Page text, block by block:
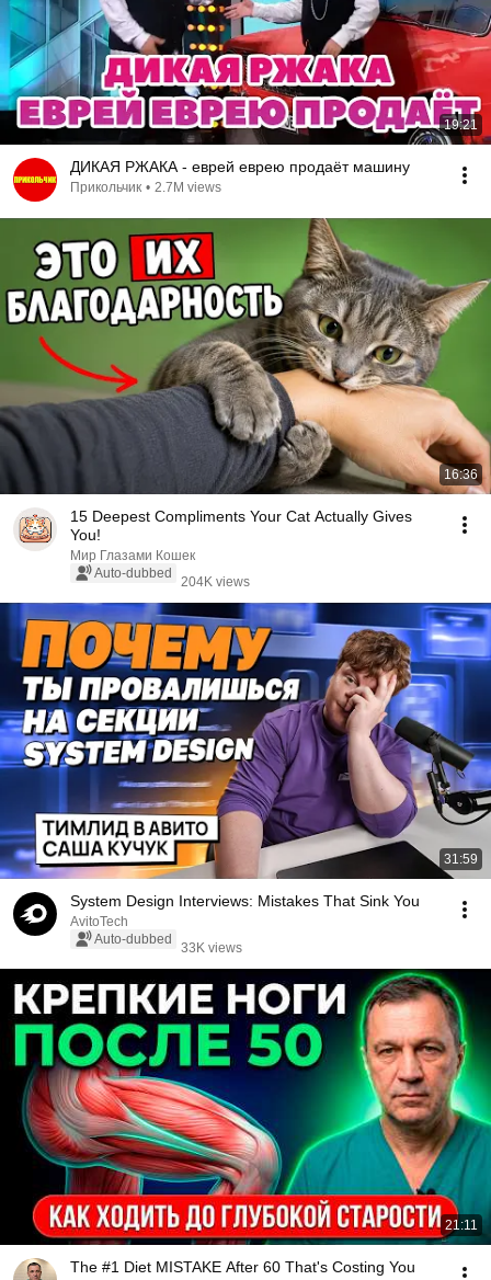
19:21
ДИКАЯ РЖАКА - еврей еврею продаёт машину
Прикольчик • 2.7M views
16:36
15 Deepest Compliments Your Cat Actually Gives
You!
Мир Глазами Кошек
Auto-dubbed
204K views
31:59
System Design Interviews: Mistakes That Sink You
AvitoTech
Auto-dubbed
33K views
21:11
The #1 Diet MISTAKE After 60 That's Costing You